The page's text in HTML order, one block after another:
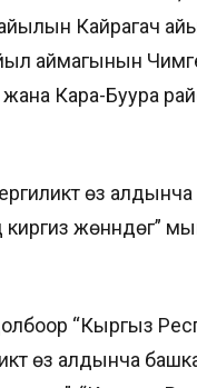
Кайрагач
аймагынын
Кара-Буура
өз алдынча
жөнүндөгү”
“Кыргыз
өз алдынча